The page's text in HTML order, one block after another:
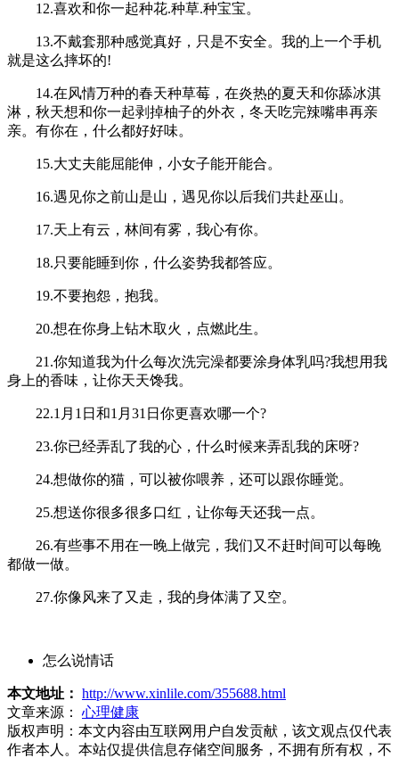
12.喜欢和你一起种花.种草.种宝宝。
13.不戴套那种感觉真好，只是不安全。我的上一个手机
就是这么摔坏的!
14.在风情万种的春天种草莓，在炎热的夏天和你舔冰淇
淋，秋天想和你一起剥掉柚子的外衣，冬天吃完辣嘴串再亲
亲。有你在，什么都好好味。
15.大丈夫能屈能伸，小女子能开能合。
16.遇见你之前山是山，遇见你以后我们共赴巫山。
17.天上有云，林间有雾，我心有你。
18.只要能睡到你，什么姿势我都答应。
19.不要抱怨，抱我。
20.想在你身上钻木取火，点燃此生。
21.你知道我为什么每次洗完澡都要涂身体乳吗?我想用我
身上的香味，让你天天馋我。
22.1月1日和1月31日你更喜欢哪一个?
23.你已经弄乱了我的心，什么时候来弄乱我的床呀?
24.想做你的猫，可以被你喂养，还可以跟你睡觉。
25.想送你很多很多口红，让你每天还我一点。
26.有些事不用在一晚上做完，我们又不赶时间可以每晚
都做一做。
27.你像风来了又走，我的身体满了又空。
怎么说情话
本文地址： http://www.xinlile.com/355688.html
文章来源：
心理健康
版权声明： 本文内容由互联网用户自发贡献，该文观点仅代表
作者本人。本站仅提供信息存储空间服务，不拥有所有权，不